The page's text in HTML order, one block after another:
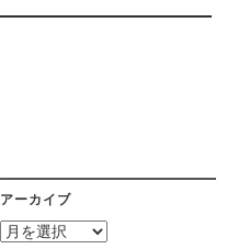
アーカイブ
ア